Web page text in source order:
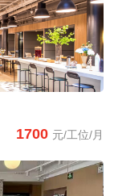
1700 元/工位/月